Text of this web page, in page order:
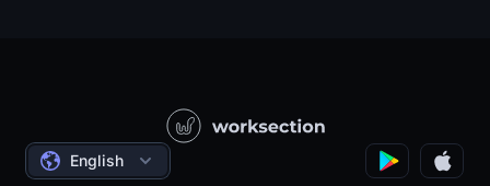
Proyectos sociales
Gestión de proyectos
Lecciones en vídeo
Acuerdos
English